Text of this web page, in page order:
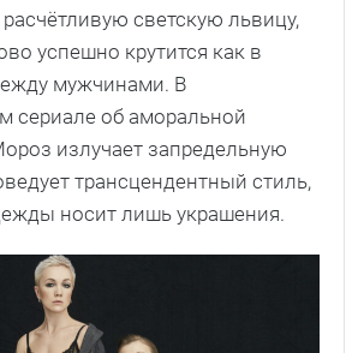
светскую львицу,
успешно крутится как в
мужчинами. В
сериале об аморальной
излучает запредельную
трансцендентный стиль,
носит лишь украшения.